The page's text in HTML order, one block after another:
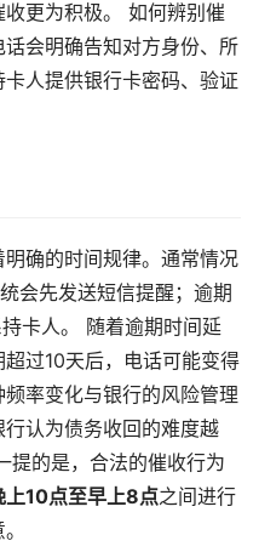
更为积极。 如何辨别催
会明确告知对方身份、所
人提供银行卡密码、验证
确的时间规律。通常情况
会先发送短信提醒；逾期​
卡人。 随着逾期时间延
过10天后，电话可能变得
率变化与银行的风险管理
认为债务收回的难度越
提的是，合法的催收行为
上10点至早上8点​​之间进行